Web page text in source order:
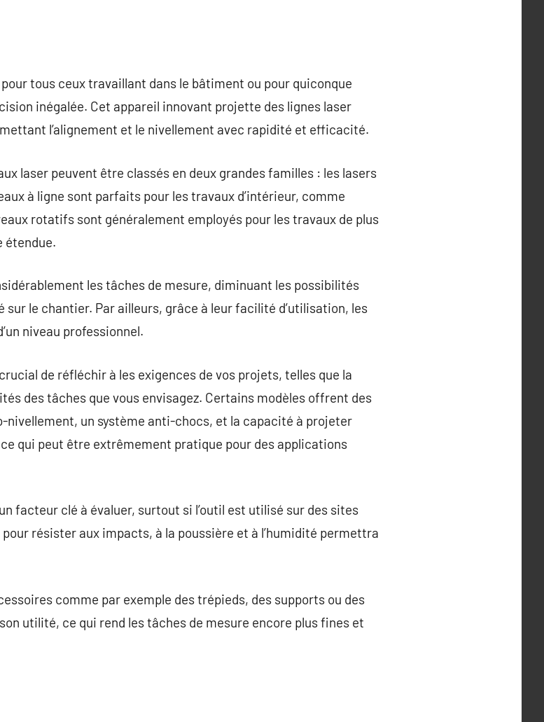
tous ceux travaillant dans le bâtiment ou pour quiconque
inégalée. Cet appareil innovant projette des lignes laser
l’alignement et le nivellement avec rapidité et efficacité.
laser peuvent être classés en deux grandes familles : les lasers
à ligne sont parfaits pour les travaux d’intérieur, comme
rotatifs sont généralement employés pour les travaux de plus
étendue.
les tâches de mesure, diminuant les possibilités
le chantier. Par ailleurs, grâce à leur facilité d’utilisation, les
niveau professionnel.
de réfléchir à les exigences de vos projets, telles que la
des tâches que vous envisagez. Certains modèles offrent des
nivellement, un système anti-chocs, et la capacité à projeter
qui peut être extrêmement pratique pour des applications
facteur clé à évaluer, surtout si l’outil est utilisé sur des sites
résister aux impacts, à la poussière et à l’humidité permettra
comme par exemple des trépieds, des supports ou des
utilité, ce qui rend les tâches de mesure encore plus fines et